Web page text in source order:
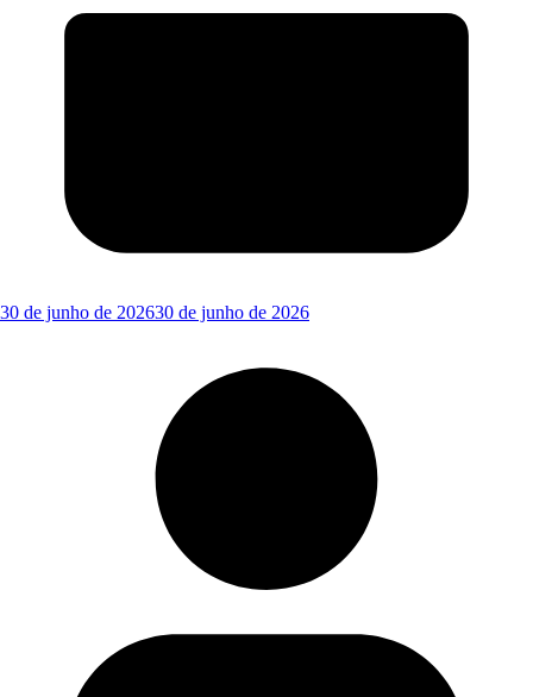
30 de junho de 202630 de junho de 2026